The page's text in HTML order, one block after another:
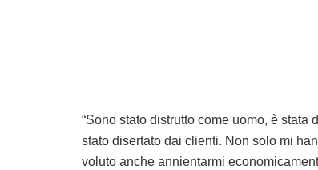
“Sono stato distrutto come uomo, è
stato disertato dai clienti. Non solo mi
voluto anche annientarmi